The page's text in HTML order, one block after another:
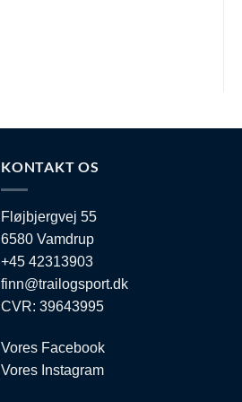
KONTAKT OS
Fløjbjergvej 55
6580 Vamdrup
+45 42313903
finn@trailogsport.dk
CVR: 39643995
Vores Facebook
Vores Instagram